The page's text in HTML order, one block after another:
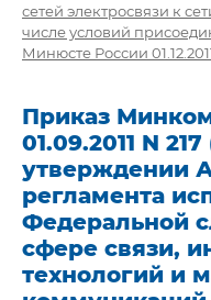
сетей электросвязи к
числе условий
Минюсте России
Приказ
01.09.2011 N
утверждении
регламента
Федеральной
сфере связи,
технологий и